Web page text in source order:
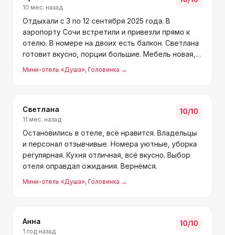
10 мес. назад
Отдыхали с 3 по 12 сентября 2025 года. В
аэропорту Сочи встретили и привезли прямо к
отелю. В номере на двоих есть балкон. Светлана
готовит вкусно, порции большие. Мебель новая,
Территория ухоженная, есть зона отдыха и
Мини-отель «Душа», Головинка →
Светлана
11 мес. назад
10/10
Остановились в отеле, всё нравится. Владельцы
и персонал отзывчивые. Номера уютные, уборка
регулярная. Кухня отличная, всё вкусно. Выбор
отеля оправдал ожидания. Вернёмся.
Мини-отель «Душа», Головинка →
Анна
1 год назад
10/10